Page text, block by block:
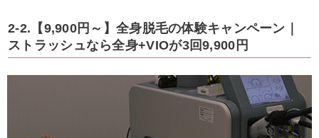
2-2.【9,900円～】全身脱毛の体験キャンペーン｜
ストラッシュなら全身+VIOが3回9,900円